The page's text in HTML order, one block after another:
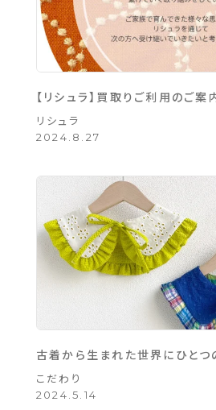
【リシュラ】買取りご利用のご
リシュラ
2024.8.27
古着から生まれた世界にひとつ
こだわり
2024.5.14